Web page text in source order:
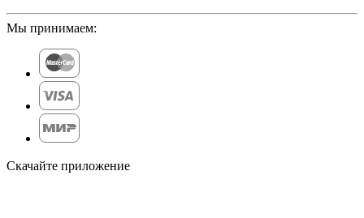
Мы принимаем:
Скачайте приложение